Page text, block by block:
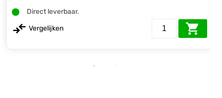
Direct leverbaar.
Vergelijken